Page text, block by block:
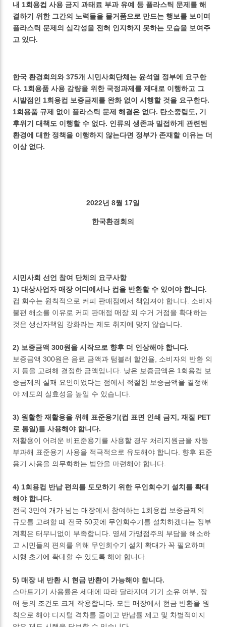
내 1회용컵 사용 금지 과태료 부과 유예 등 플라스틱 문제를 해
결하기 위한 그간의 노력들을 물거품으로 만드는 행보를 보이며
플라스틱 문제의 심각성을 전혀 인지하지 못하는 모습을 보여주
고 있다.
한국 환경회의와 375개 시민사회단체는 윤석열 정부에 요구한
다. 1회용품 사용 감량을 위한 국정과제를 제대로 이행하고 그
시발점인 1회용컵 보증금제를 완화 없이 시행할 것을 요구한다.
1회용품 규제 없이 플라스틱 문제 해결은 없다. 탄소중립도, 기
후위기 대책도 이행할 수 없다. 인류의 생존과 밀접하게 관련된
환경에 대한 정책을 이행하지 않는다면 정부가 존재할 이유는 더
이상 없다.
2022년 8월 17일
한국환경회의
시민사회 선언 참여 단체의 요구사항
1) 대상사업자 매장 어디에서나 컵을 반환할 수 있어야 합니다.
컵 회수는 원칙적으로 커피 판매점에서 책임져야 합니다. 소비자
불편 해소를 이유로 커피 판매점 매장 외 수거 거점을 확대하는
것은 생산자책임 강화라는 제도 취지에 맞지 않습니다.
2) 보증금액 300원을 시작으로 향후 더 인상해야 합니다.
보증금액 300원은 음료 금액과 텀블러 할인율, 소비자의 반환 의
지 등을 고려해 결정한 금액입니다. 낮은 보증금액은 1회용컵 보
증금제의 실패 요인이었다는 점에서 적절한 보증금액을 결정해
야 제도의 실효성을 높일 수 있습니다.
3) 원활한 재활용을 위해 표준용기(컵 표면 인쇄 금지, 재질 PET
로 통일)를 사용해야 합니다.
재활용이 어려운 비표준용기를 사용할 경우 처리지원금을 차등
부과해 표준용기 사용을 적극적으로 유도해야 합니다. 향후 표준
용기 사용을 의무화하는 법안을 마련해야 합니다.
4) 1회용컵 반납 편의를 도모하기 위한 무인회수기 설치를 확대
해야 합니다.
전국 3만여 개가 넘는 매장에서 참여하는 1회용컵 보증금제의
규모를 고려할 때 전국 50곳에 무인회수기를 설치하겠다는 정부
계획은 터무니없이 부족합니다. 영세 가맹점주의 부담을 해소하
고 시민들의 편의를 위해 무인회수기 설치 확대가 꼭 필요하며
시행 초기에 확대할 수 있도록 해야 합니다.
5) 매장 내 반환 시 현금 반환이 가능해야 합니다.
스마트기기 사용률은 세대에 따라 달라지며 기기 소유 여부, 장
애 등의 조건도 크게 작용합니다. 모든 매장에서 현금 반환을 원
칙으로 해야 디지털 격차를 줄이고 반납률 제고 및 차별적이지